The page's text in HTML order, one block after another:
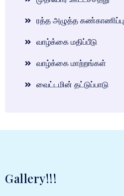
ரத்த அழுத்த கண்காணிப்பு
வாழ்க்கை மதிப்பீடு
வாழ்க்கை மாற்றங்கள்
வைட்டமின் தட்டுப்பாடு
Gallery!!!